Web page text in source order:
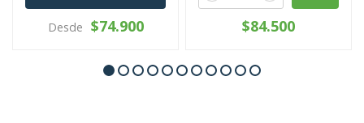
Desde $74.900 $84.500